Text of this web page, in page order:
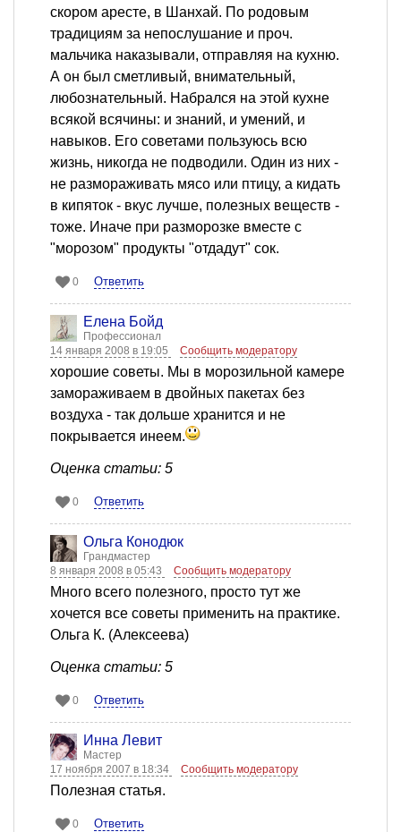
скором аресте, в Шанхай. По родовым
традициям за непослушание и проч.
мальчика наказывали, отправляя на кухню.
А он был сметливый, внимательный,
любознательный. Набрался на этой кухне
всякой всячины: и знаний, и умений, и
навыков. Его советами пользуюсь всю
жизнь, никогда не подводили. Один из них -
не размораживать мясо или птицу, а кидать
в кипяток - вкус лучше, полезных веществ -
тоже. Иначе при разморозке вместе с
"морозом" продукты "отдадут" сок.
0 Ответить
Елена Бойд
Профессионал
14 января 2008 в 19:05
Сообщить модератору
хорошие советы. Мы в морозильной камере
замораживаем в двойных пакетах без
воздуха - так дольше хранится и не
покрывается инеем.
Оценка статьи: 5
0 Ответить
Ольга Конодюк
Грандмастер
8 января 2008 в 05:43
Сообщить модератору
Много всего полезного, просто тут же
хочется все советы применить на практике.
Ольга К. (Алексеева)
Оценка статьи: 5
0 Ответить
Инна Левит
Мастер
17 ноября 2007 в 18:34
Сообщить модератору
Полезная статья.
0 Ответить